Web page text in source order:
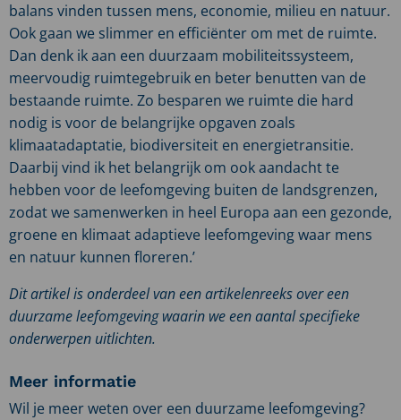
balans vinden tussen mens, economie, milieu en natuur.
Ook gaan we slimmer en efficiënter om met de ruimte.
Dan denk ik aan een duurzaam mobiliteitssysteem,
meervoudig ruimtegebruik en beter benutten van de
bestaande ruimte. Zo besparen we ruimte die hard
nodig is voor de belangrijke opgaven zoals
klimaatadaptatie, biodiversiteit en energietransitie.
Daarbij vind ik het belangrijk om ook aandacht te
hebben voor de leefomgeving buiten de landsgrenzen,
zodat we samenwerken in heel Europa aan een gezonde,
groene en klimaat adaptieve leefomgeving waar mens
en natuur kunnen floreren.’
Dit artikel is onderdeel van een artikelenreeks over een
duurzame leefomgeving waarin we een aantal specifieke
onderwerpen uitlichten.
Meer informatie
Wil je meer weten over een duurzame leefomgeving?